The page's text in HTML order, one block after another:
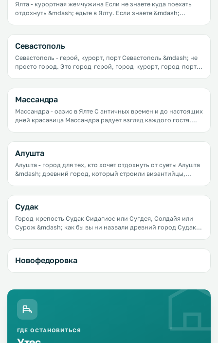
Ялта - курортная жемчужина Если не знаете куда поехать
отдохнуть &mdash; едьте в Ялту. Если знаете &mdash;
Севастополь
Севастополь - герой, курорт, порт Севастополь &mdash; не
просто город. Это город-герой, город-курорт, город-порт,
Массандра
Массандра - оазис в Ялте С античных времен и до настоящих
дней красавица Массандра радует взгляд каждого гостя.
домиками&hellip; Массандра входит в состав города Ялты,
хоть и расположена в пяти километрах от города.
Алушта
Алушта - город для тех, кто хочет отдохнуть от суеты Алушта
&mdash; древний город, который строили византийцы,
и эпохи, сегодня радушно принимает гостей со всего мира
на своих пляжах и набережных.
Судак
Город-крепость Судак Сидагиос или Сугдея, Солдайя или
Сурож &mdash; как бы вы ни назвали древний город Судак,
глубоким морем с третьей?&nbsp; Вам понравится Судак,
если вас вдохновляют неспешные прогулки по мощеной
Новофедоровка
ГДЕ ОСТАНОВИТЬСЯ